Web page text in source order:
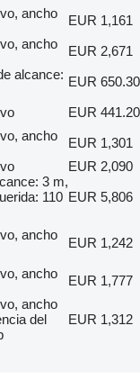
ancho
EUR 1,161
ancho
EUR 2,671
alcance: EUR 650.30
EUR 441.20
ancho
EUR 1,301
EUR 2,090
3 m,
110 EUR 5,806
ancho
EUR 1,242
ancho
EUR 1,777
ancho
del
EUR 1,312